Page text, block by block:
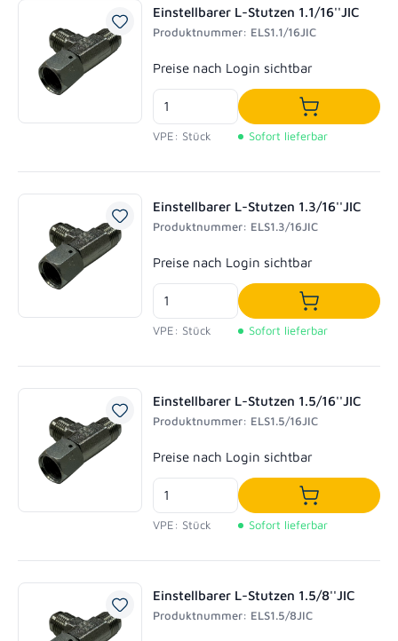
Einstellbarer L-Stutzen 1.1/16''JIC
Produktnummer: ELS1.1/16JIC
Regulärer Preis:
Preise nach Login sichtbar
VPE: Stück
In den
Sofort lieferbar
Einstellbarer L-Stutzen 1.3/16''JIC
Produktnummer: ELS1.3/16JIC
Regulärer Preis:
Preise nach Login sichtbar
VPE: Stück
In den
Sofort lieferbar
Einstellbarer L-Stutzen 1.5/16''JIC
Produktnummer: ELS1.5/16JIC
Regulärer Preis:
Preise nach Login sichtbar
VPE: Stück
In den
Sofort lieferbar
Einstellbarer L-Stutzen 1.5/8''JIC
Produktnummer: ELS1.5/8JIC